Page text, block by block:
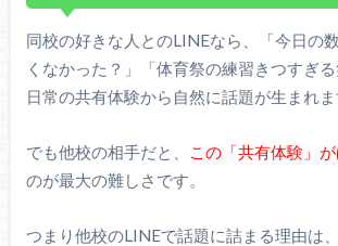
同校の好きな人とのLINEなら、「今日の
くなかった？」「体育祭の練習きつすぎる
日常の共有体験から自然に話題が生まれま
でも他校の相手だと、 この「共有体験」
のが最大の難しさです。
つまり他校のLINEで話題に詰まる理由は